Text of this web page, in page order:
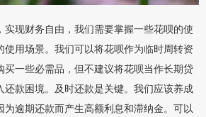
实现财务自由，我们需要掌握一些花呗的使
使用场景。我们可以将花呗作为临时周转资
买一些必需品，但不建议将花呗当作长期贷
还款困境。及时还款是关键。我们应该养成
为逾期还款而产生高额利息和滞纳金。可以